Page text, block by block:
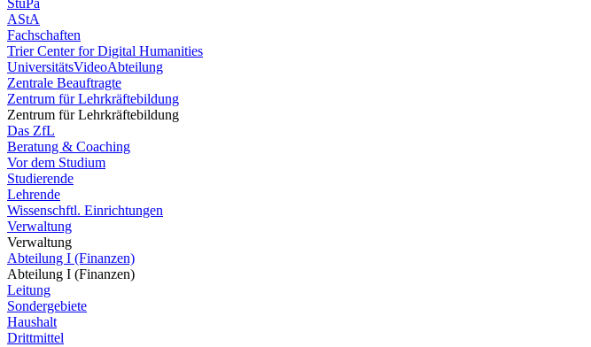
StuPa
AStA
Fachschaften
Trier Center for Digital Humanities
UniversitätsVideoAbteilung
Zentrale Beauftragte
Zentrum für Lehrkräftebildung
Zentrum für Lehrkräftebildung
Das ZfL
Beratung & Coaching
Vor dem Studium
Studierende
Lehrende
Wissenschftl. Einrichtungen
Verwaltung
Verwaltung
Abteilung I (Finanzen)
Abteilung I (Finanzen)
Leitung
Sondergebiete
Haushalt
Drittmittel